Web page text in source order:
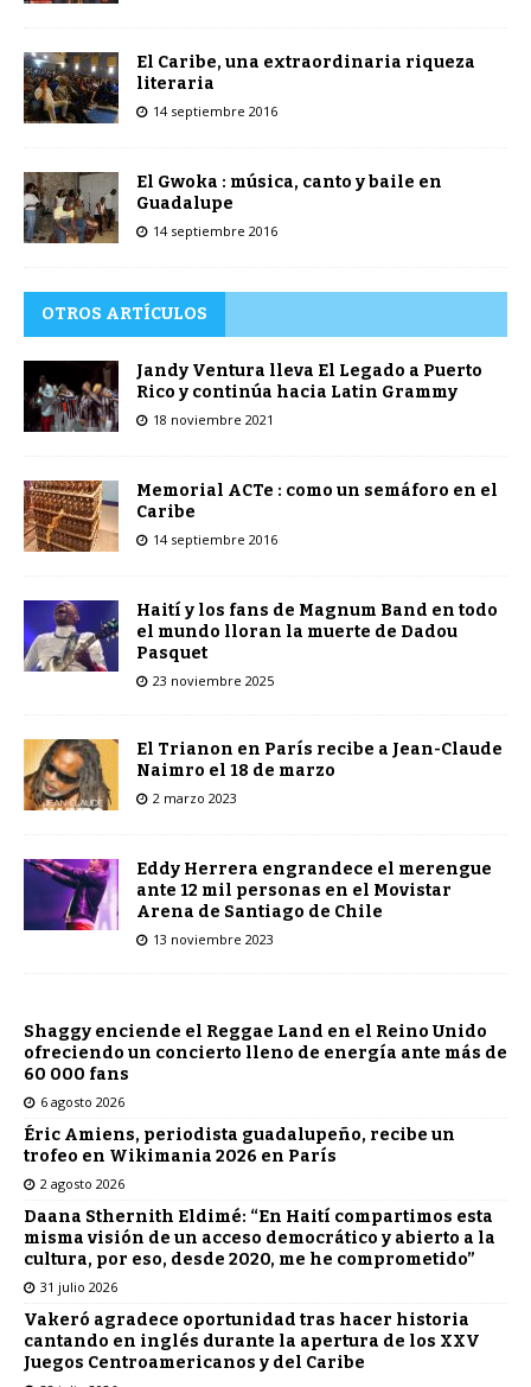
El Caribe, una extraordinaria riqueza
literaria
14 septiembre 2016
El Gwoka : música, canto y baile en
Guadalupe
14 septiembre 2016
OTROS ARTÍCULOS
Jandy Ventura lleva El Legado a Puerto
Rico y continúa hacia Latin Grammy
18 noviembre 2021
Memorial ACTe : como un semáforo en el
Caribe
14 septiembre 2016
Haití y los fans de Magnum Band en todo
el mundo lloran la muerte de Dadou
Pasquet
23 noviembre 2025
El Trianon en París recibe a Jean-Claude
Naimro el 18 de marzo
2 marzo 2023
Eddy Herrera engrandece el merengue
ante 12 mil personas en el Movistar
Arena de Santiago de Chile
13 noviembre 2023
Shaggy enciende el Reggae Land en el Reino Unido
ofreciendo un concierto lleno de energía ante más de
60 000 fans
6 agosto 2026
Éric Amiens, periodista guadalupeño, recibe un
trofeo en Wikimania 2026 en París
2 agosto 2026
Daana Sthernith Eldimé: “En Haití compartimos esta
misma visión de un acceso democrático y abierto a la
cultura, por eso, desde 2020, me he comprometido”
31 julio 2026
Vakeró agradece oportunidad tras hacer historia
cantando en inglés durante la apertura de los XXV
Juegos Centroamericanos y del Caribe